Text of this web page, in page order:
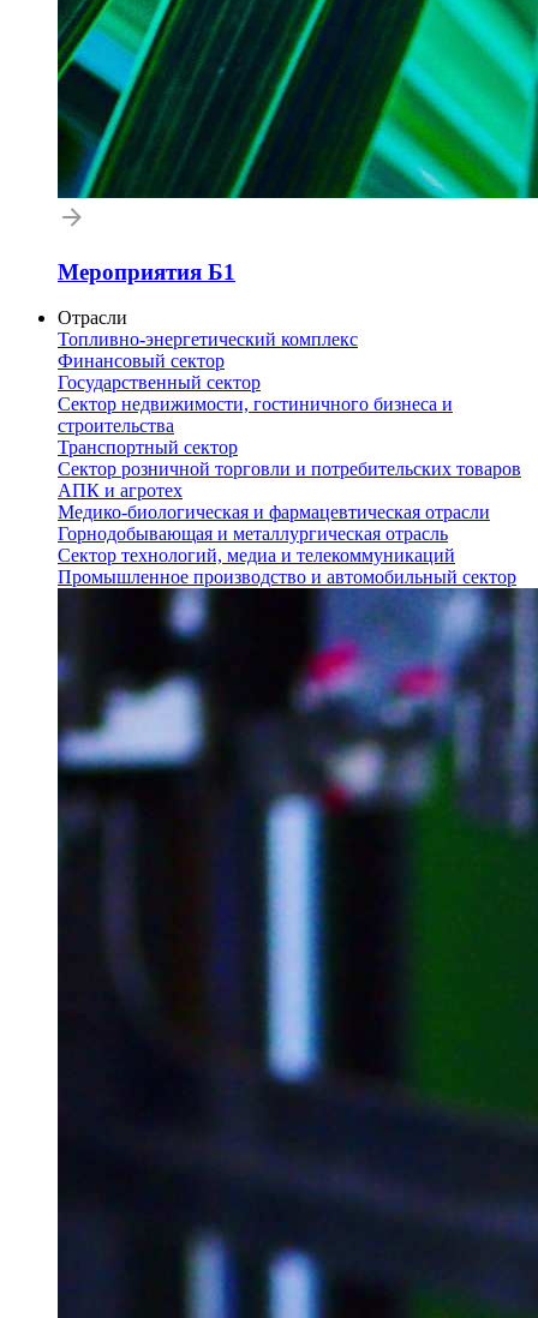
Мероприятия Б1
Отрасли
Топливно-энергетический комплекс
Финансовый сектор
Государственный сектор
Сектор недвижимости, гостиничного бизнеса и
строительства
Транспортный сектор
Сектор розничной торговли и потребительских товаров
АПК и агротех
Медико-биологическая и фармацевтическая отрасли
Горнодобывающая и металлургическая отрасль
Сектор технологий, медиа и телекоммуникаций
Промышленное производство и автомобильный сектор